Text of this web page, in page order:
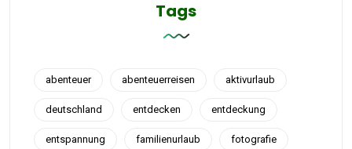
Tags
abenteuer abenteuerreisen aktivurlaub
deutschland entdecken entdeckung
entspannung familienurlaub fotografie